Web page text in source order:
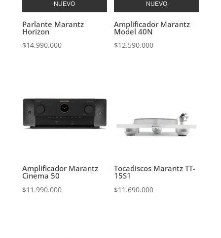
NUEVO
Parlante Marantz
Horizon
$14.990.000
NUEVO
Amplificador Marantz
Model 40N
$12.590.000
Amplificador Marantz
Cinema 50
$11.990.000
Tocadiscos Marantz TT-
15S1
$11.690.000